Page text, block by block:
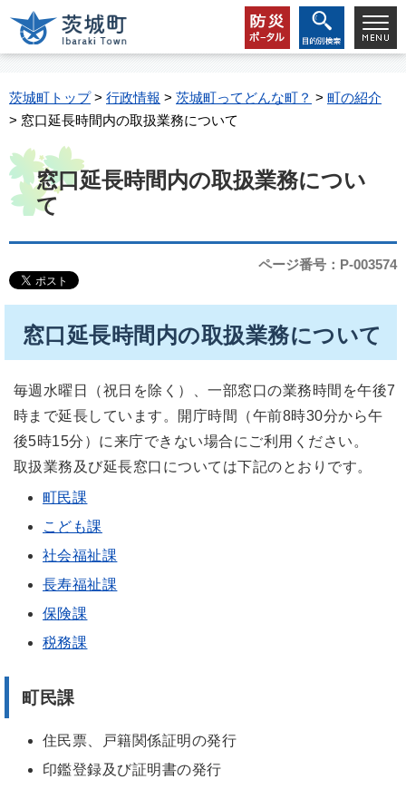
茨城町トップ> 行政情報 > 茨城町ってどんな町？ > 町の紹介
> 窓口延長時間内の取扱業務について
窓口延長時間内の取扱業務につい
て
ページ番号：P-003574
窓口延長時間内の取扱業務について
毎週水曜日（祝日を除く）、一部窓口の業務時間を午後7
時まで延長しています。開庁時間（午前8時30分から午
後5時15分）に来庁できない場合にご利用ください。
取扱業務及び延長窓口については下記のとおりです。
町民課
こども課
社会福祉課
長寿福祉課
保険課
税務課
町民課
住民票、戸籍関係証明の発行
印鑑登録及び証明書の発行